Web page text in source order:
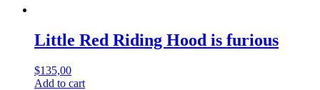
Little Red Riding Hood is furious
$135,00
Add to cart